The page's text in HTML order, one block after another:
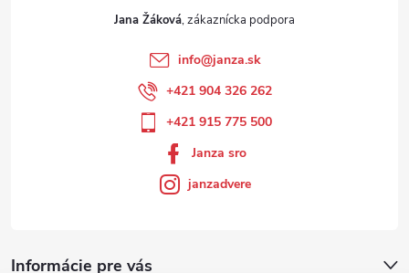
Informácie pre vás
Jana Žáková
info@janza.sk
+421 904 326 262
+421 915 775 500
Janza sro
janzadvere